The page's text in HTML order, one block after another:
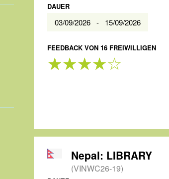
DAUER
03/09/2026 - 15/09/2026
FEEDBACK VON 16 FREIWILLIGEN
Nepal: LIBRARY
(VINWC26-19)